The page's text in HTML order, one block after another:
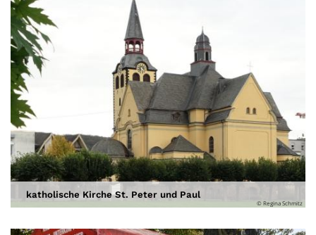
katholische Kirche St. Peter und Paul
© Regina Schmitz